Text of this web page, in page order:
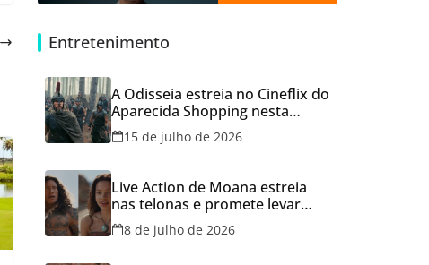
Entretenimento
A Odisseia estreia no Cineflix do
Aparecida Shopping nesta
quinta, 16
15 de julho de 2026
Live Action de Moana estreia
nas telonas e promete levar
aventura e emoção ao Cineflix
do Aparecida Shopping
8 de julho de 2026